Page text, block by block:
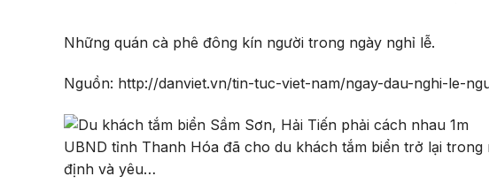
Những quán cà phê đông kín người trong ngày nghỉ lễ.
Nguồn: http://danviet.vn/tin-tuc-viet-nam/ngay-dau-nghi-le-
UBND tỉnh Thanh Hóa đã cho du khách tắm biển trở lại
định và yêu…